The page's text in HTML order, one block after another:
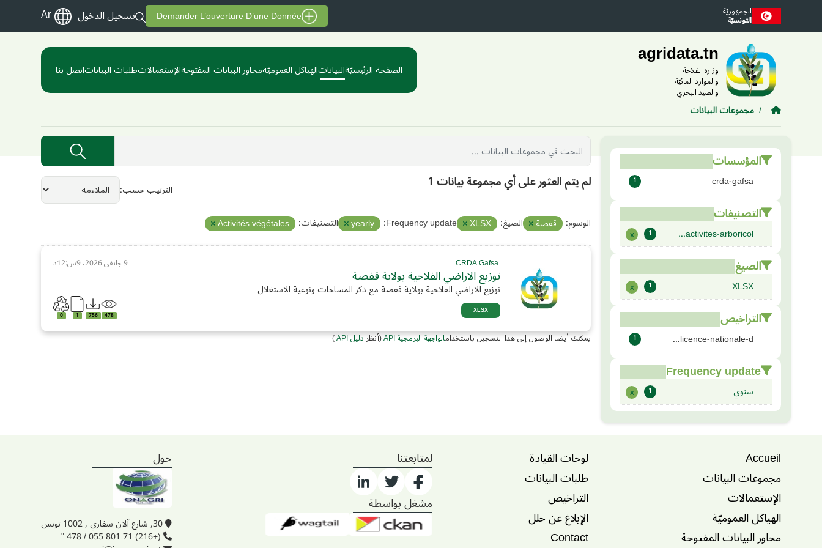
Skip to main contentالجمهوريّة
التونسيّة Demander L’ouverture D’une Donnée تسجيل الدخول Ar
agridata.tn
وزارة الفلاحة
والموارد المائيّة
والصيد البحري
الصفحة الرئيسيّةالبياناتالهياكل العموميّةمحاور البيانات المفتوحةالإستعمالاتطلبات البياناتاتصل بنا
مجموعات البيانات
المؤسسات
crda-gafsa
1
التصنيفات
activites-arboricol...
1
x
الصيغ
XLSX
1
x
التراخيص
licence-nationale-d...
1
Frequency update
سنوي 1
x
الترتيب حسب لم يتم العثور على أي مجموعة بيانات 1
الوسوم: قفصة الصيغ: XLSX
Frequency update:
yearly التصنيفات: Activités végétales
9 جانفي 2026، 9س:12د
توزيع الاراضي الفلاحية بولاية قفصة
توزيع الاراضي الفلاحية بولاية قفصة مع ذكر المساحات ونوعية الاستغلال
XLSX
478
756
1
0
يمكنك أيضا الوصول إلى هذا التسجيل باستخدامالواجهة البرمجية API (أنظردليل API )
Accueil
مجموعات البيانات
الإستعمالات
الهياكل العموميّة
محاور البيانات المفتوحة
لوحات القيادة
طلبات البيانات
التراخيص
الإبلاغ عن خلل
Contact
لمتابعتنا
مشغل بواسطة
حول
30, شارع آلان سفاري , 1002 تونس
(+216) 71 801 055 / 478 "